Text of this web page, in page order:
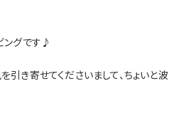
ングです♪
き寄せてくださいまして、ちょいと波